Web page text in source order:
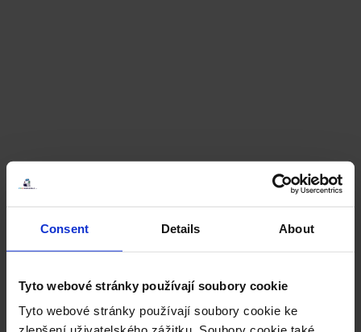
Consent Details About
Tyto webové stránky používají soubory cookie
Tyto webové stránky používají soubory cookie ke